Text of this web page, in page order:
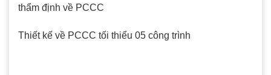
thẩm định về PCCC
Thiết kế về PCCC tối thiểu 05 công trình